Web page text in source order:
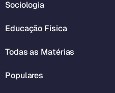
Sociologia
Educação Física
Todas as Matérias
Populares